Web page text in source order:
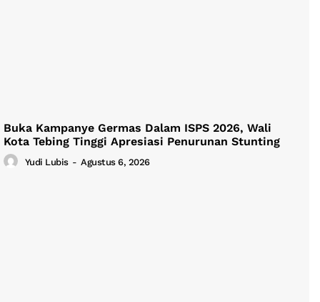
Buka Kampanye Germas Dalam ISPS 2026, Wali
Kota Tebing Tinggi Apresiasi Penurunan Stunting
Yudi Lubis - Agustus 6, 2026